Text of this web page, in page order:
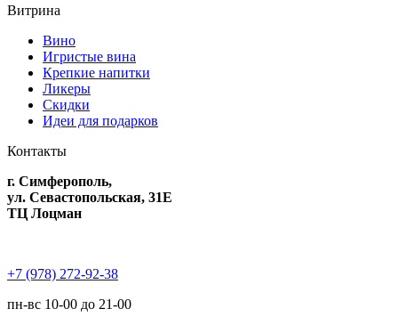
Витрина
Вино
Игристые вина
Крепкие напитки
Ликеры
Скидки
Идеи для подарков
Контакты
г. Симферополь,
ул. Севастопольская, 31Е
ТЦ Лоцман
+7 (978) 272-92-38
пн-вс 10-00 до 21-00